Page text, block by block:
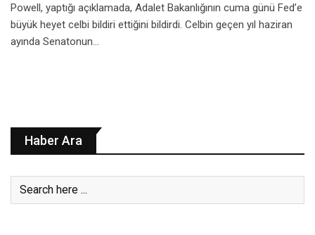
Powell, yaptığı açıklamada, Adalet Bakanlığının cuma günü Fed’e
büyük heyet celbi bildiri ettiğini bildirdi. Celbin geçen yıl haziran
ayında Senatonun…
Haber Ara